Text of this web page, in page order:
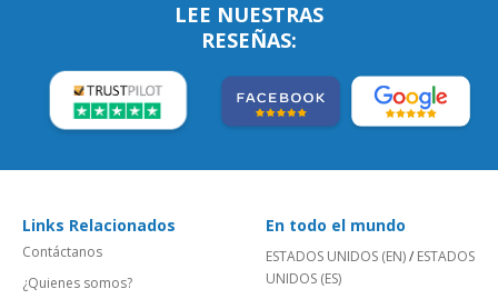
LEE NUESTRAS
RESEÑAS:
Links Relacionados
Contáctanos
¿Quienes somos?
En todo el mundo
ESTADOS UNIDOS (EN)/ ESTADOS
UNIDOS (ES)